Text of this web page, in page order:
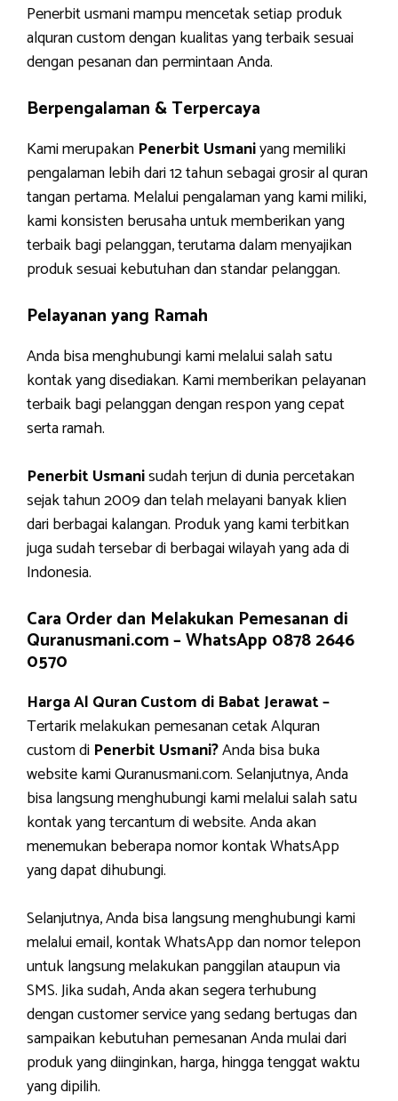
Penerbit usmani mampu mencetak setiap produk
alquran custom dengan kualitas yang terbaik sesuai
dengan pesanan dan permintaan Anda.
Berpengalaman & Terpercaya
Kami merupakan Penerbit Usmaniyang memiliki
pengalaman lebih dari 12 tahun sebagai grosir al quran
tangan pertama. Melalui pengalaman yang kami miliki,
kami konsisten berusaha untuk memberikan yang
terbaik bagi pelanggan, terutama dalam menyajikan
produk sesuai kebutuhan dan standar pelanggan.
Pelayanan yang Ramah
Anda bisa menghubungi kami melalui salah satu
kontak yang disediakan. Kami memberikan pelayanan
terbaik bagi pelanggan dengan respon yang cepat
serta ramah.
Penerbit Usmanisudah terjun di dunia percetakan
sejak tahun 2009 dan telah melayani banyak klien
dari berbagai kalangan. Produk yang kami terbitkan
juga sudah tersebar di berbagai wilayah yang ada di
Indonesia.
Cara Order dan Melakukan Pemesanan di
Quranusmani.com –WhatsApp 0878 2646
0570
Harga Al Quran Custom di Babat Jerawat –
Tertarik melakukan pemesanan cetak Alquran
custom di Penerbit Usmani?Anda bisa buka
website kami Quranusmani.com. Selanjutnya, Anda
bisa langsung menghubungi kami melalui salah satu
kontak yang tercantum di website. Anda akan
menemukan beberapa nomor kontak WhatsApp
yang dapat dihubungi.
Selanjutnya, Anda bisa langsung menghubungi kami
melalui email, kontak WhatsApp dan nomor telepon
untuk langsung melakukan panggilan ataupun via
SMS. Jika sudah, Anda akan segera terhubung
dengan customer service yang sedang bertugas dan
sampaikan kebutuhan pemesanan Anda mulai dari
produk yang diinginkan, harga, hingga tenggat waktu
yang dipilih.